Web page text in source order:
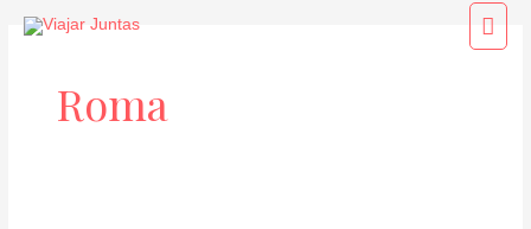
Roma